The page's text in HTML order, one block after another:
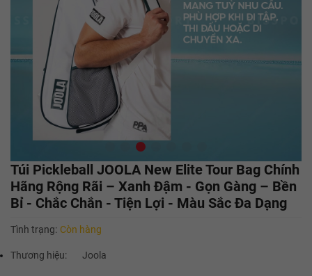
Túi Pickleball JOOLA New Elite Tour Bag Chính
Hãng Rộng Rãi – Xanh Đậm - Gọn Gàng – Bền
Bỉ - Chắc Chắn - Tiện Lợi - Màu Sắc Đa Dạng
Tình trạng: Còn hàng
Thương hiệu: Joola